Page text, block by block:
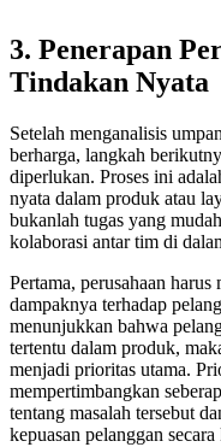
3. Penerapan
Tindakan Nyata
Setelah menganalisis
berharga, langkah
diperlukan. Proses ini
nyata dalam produk atau
bukanlah tugas yang
kolaborasi antar tim di
Pertama, perusahaan
dampaknya terhadap
menunjukkan bahwa
tertentu dalam produk,
menjadi prioritas utama.
mempertimbangkan
tentang masalah tersebut
kepuasan pelanggan